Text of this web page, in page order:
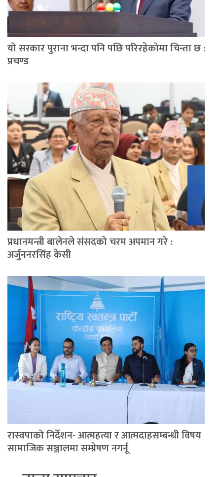
यो सरकार पुराना भन्दा पनि पछि परिरहेकोमा चिन्ता छ :
प्रचण्ड
प्रधानमन्त्री बालेनले संसदको चरम अपमान गरे :
अर्जुननरसिंह केसी
रास्वपाको निर्देशन- आत्महत्या र आत्मदाहसम्बन्धी विषय
सामाजिक सञ्जालमा सम्प्रेषण नगर्नू